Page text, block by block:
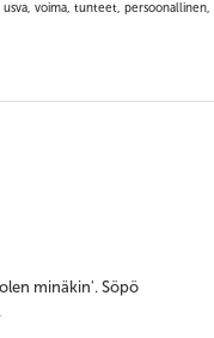
usva, voima, tunteet, persoonallinen,
minäkin'. Söpö